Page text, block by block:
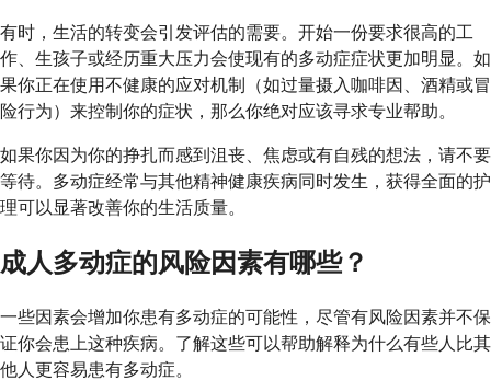
有时，生活的转变会引发评估的需要。开始一份要求很高的工
作、生孩子或经历重大压力会使现有的多动症症状更加明显。如
果你正在使用不健康的应对机制（如过量摄入咖啡因、酒精或冒
险行为）来控制你的症状，那么你绝对应该寻求专业帮助。
如果你因为你的挣扎而感到沮丧、焦虑或有自残的想法，请不要
等待。多动症经常与其他精神健康疾病同时发生，获得全面的护
理可以显著改善你的生活质量。
成人多动症的风险因素有哪些？
一些因素会增加你患有多动症的可能性，尽管有风险因素并不保
证你会患上这种疾病。了解这些可以帮助解释为什么有些人比其
他人更容易患有多动症。